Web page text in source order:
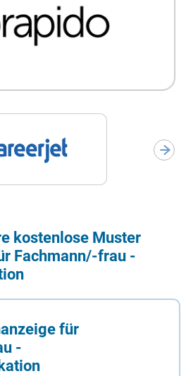
kostenlose Muster
Fachmann/-frau -
für
-